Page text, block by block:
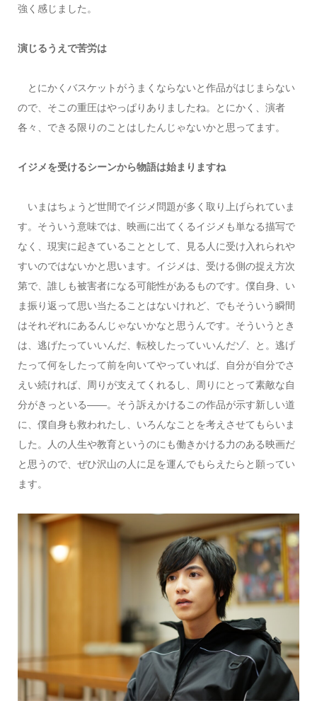
強く感じました。
演じるうえで苦労は
とにかくバスケットがうまくならないと作品がはじまらない
ので、そこの重圧はやっぱりありましたね。とにかく、演者
各々、できる限りのことはしたんじゃないかと思ってます。
イジメを受けるシーンから物語は始まりますね
いまはちょうど世間でイジメ問題が多く取り上げられていま
す。そういう意味では、映画に出てくるイジメも単なる描写で
なく、現実に起きていることとして、見る人に受け入れられや
すいのではないかと思います。イジメは、受ける側の捉え方次
第で、誰しも被害者になる可能性があるものです。僕自身、い
ま振り返って思い当たることはないけれど、でもそういう瞬間
はそれぞれにあるんじゃないかなと思うんです。そういうとき
は、逃げたっていいんだ、転校したっていいんだゾ、と。逃げ
たって何をしたって前を向いてやっていれば、自分が自分でさ
えい続ければ、周りが支えてくれるし、周りにとって素敵な自
分がきっといる――。そう訴えかけるこの作品が示す新しい道
に、僕自身も救われたし、いろんなことを考えさせてもらいま
した。人の人生や教育というのにも働きかける力のある映画だ
と思うので、ぜひ沢山の人に足を運んでもらえたらと願ってい
ます。